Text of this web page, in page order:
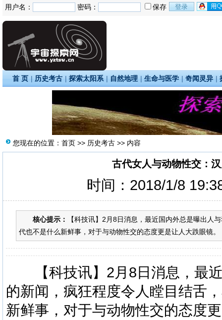
用户名： 密码： 保存
首 页 | 历史考古 | 探索太阳系 | 自然地理 | 生命与医学 | 奇闻灵异 |
您现在的位置： 首页 >> 历史考古 >> 内容
古代女人与动物性交：
时间：2018/1/8
核心提示：
【科技讯】2月8日消息，最近国内外总是曝出人
代也不是什么新鲜事，对于与动物性交的态度更是让人大跌眼
【科技讯】2月8日消息，最
的新闻 ，疯狂程度令人瞠目结舌
新鲜事，对于与动物性交的态度